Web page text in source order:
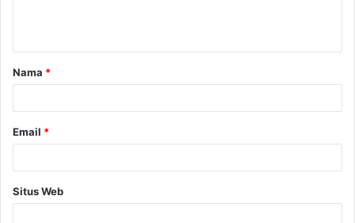
Nama *
Email *
Situs Web